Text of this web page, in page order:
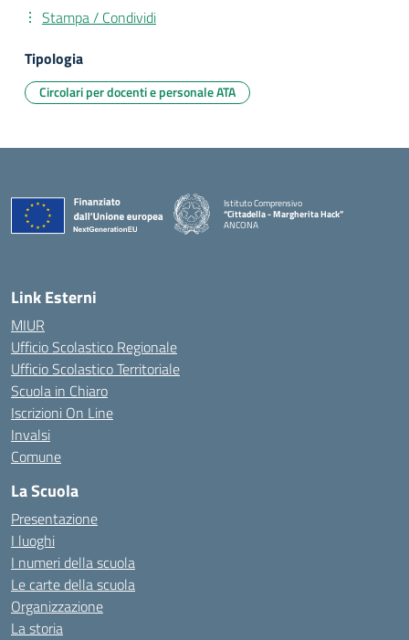
Stampa / Condividi
Tipologia
Circolari per docenti e personale ATA
Istituto Comprensivo
“Cittadella - Margherita Hack”
ANCONA
Link Esterni
MIUR
Ufficio Scolastico Regionale
Ufficio Scolastico Territoriale
Scuola in Chiaro
Iscrizioni On Line
Invalsi
Comune
La Scuola
Presentazione
I luoghi
I numeri della scuola
Le carte della scuola
Organizzazione
La storia